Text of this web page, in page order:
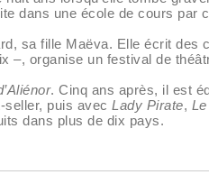
dans une école de cours
sa fille Maëva. Elle écrit
–, organise un festival de
. Cinq ans après, il est
seller, puis avec Lady Pirate,
dans plus de dix pays.